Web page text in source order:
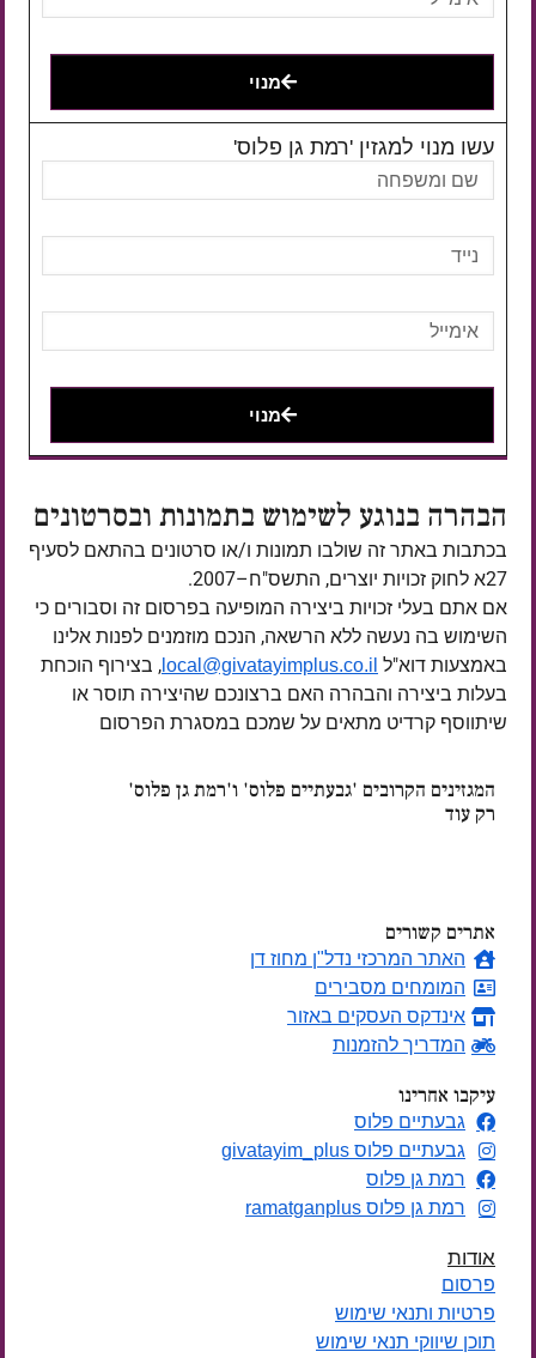
מנוי
עשו מנוי למגזין 'רמת גן פלוס'
מנוי
הבהרה בנוגע לשימוש בתמונות ובסרטונים
בכתבות באתר זה שולבו תמונות ו/או סרטונים בהתאם לסעיף
27א לחוק זכויות יוצרים, התשס"ח–2007.
אם אתם בעלי זכויות ביצירה המופיעה בפרסום זה וסבורים כי
השימוש בה נעשה ללא הרשאה, הנכם מוזמנים לפנות אלינו
באמצעות דוא"ל local@givatayimplus.co.il , בצירוף הוכחת
בעלות ביצירה והבהרה האם ברצונכם שהיצירה תוסר או
שיתווסף קרדיט מתאים על שמכם במסגרת הפרסום
המגזינים הקרובים 'גבעתיים פלוס' ו'רמת גן פלוס'
רק עוד
אתרים קשורים
האתר המרכזי נדל"ן מחוז דן
המומחים מסבירים
אינדקס העסקים באזור
המדריך להזמנות
עיקבו אחרינו
גבעתיים פלוס
גבעתיים פלוס givatayim_plus
רמת גן פלוס
רמת גן פלוס ramatganplus
אודות
פרסום
פרטיות ותנאי שימוש
תוכן שיווקי תנאי שימוש